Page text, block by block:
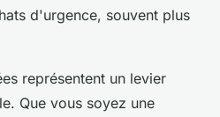
d'urgence, souvent plus
représentent un levier
Que vous soyez une